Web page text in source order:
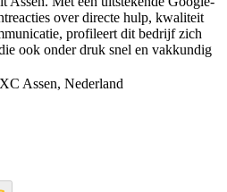
over directe hulp, kwaliteit
profileert dit bedrijf zich
ook onder druk snel en vakkundig
Assen, Nederland